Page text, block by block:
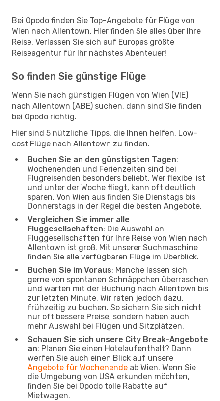
Bei Opodo finden Sie Top-Angebote für Flüge von
Wien nach Allentown. Hier finden Sie alles über Ihre
Reise. Verlassen Sie sich auf Europas größte
Reiseagentur für Ihr nächstes Abenteuer!
So finden Sie günstige Flüge
Wenn Sie nach günstigen Flügen von Wien (VIE)
nach Allentown (ABE) suchen, dann sind Sie finden
bei Opodo richtig.
Hier sind 5 nützliche Tipps, die Ihnen helfen, Low-
cost Flüge nach Allentown zu finden:
Buchen Sie an den günstigsten Tagen:
Wochenenden und Ferienzeiten sind bei
Flugreisenden besonders beliebt. Wer flexibel ist
und unter der Woche fliegt, kann oft deutlich
sparen. Von Wien aus finden Sie Dienstags bis
Donnerstags in der Regel die besten Angebote.
Vergleichen Sie immer alle
Fluggesellschaften: Die Auswahl an
Fluggesellschaften für Ihre Reise von Wien nach
Allentown ist groß. Mit unserer Suchmaschine
finden Sie alle verfügbaren Flüge im Überblick.
Buchen Sie im Voraus: Manche lassen sich
gerne von spontanen Schnäppchen überraschen
und warten mit der Buchung nach Allentown bis
zur letzten Minute. Wir raten jedoch dazu,
frühzeitig zu buchen. So sichern Sie sich nicht
nur oft bessere Preise, sondern haben auch
mehr Auswahl bei Flügen und Sitzplätzen.
Schauen Sie sich unsere City Break-Angebote
an: Planen Sie einen Hotelaufenthalt? Dann
werfen Sie auch einen Blick auf unsere
Angebote für Wochenende ab Wien. Wenn Sie
die Umgebung von USA erkunden möchten,
finden Sie bei Opodo tolle Rabatte auf
Mietwagen.